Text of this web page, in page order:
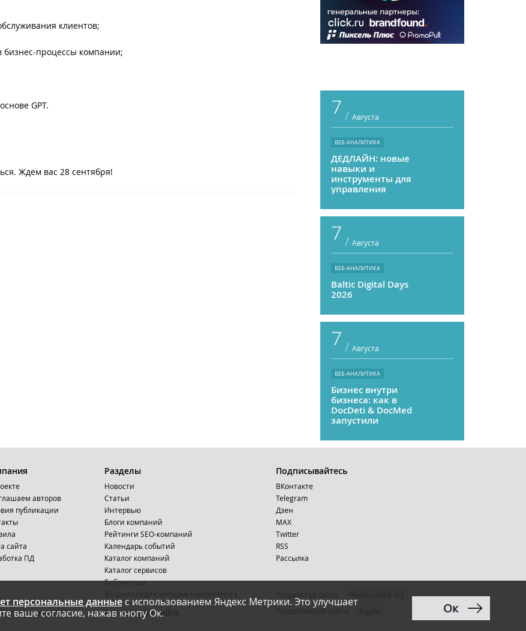
клиентов;
бизнес-процессы компании;
GPT.
Ждем вас 28 сентября!
7 / Августа
ВЕБ-АНАЛИТИКА
ДЕДЛАЙН: новые
навыки и
инструменты для
управления
7 / Августа
ВЕБ-АНАЛИТИКА
Baltic Digital Days
2026
7 / Августа
ВЕБ-АНАЛИТИКА
Бизнес внутри
бизнеса: как в
DocDeti & DocMed
запустили
как стартап
персональные данныес использованием Яндекс Метрики. Это улучшает
ваше согласие, нажав кнопу Ок.
Ок
авторов
публикации
сайта
ПД
версия
Разделы
Новости
Статьи
Интервью
Блоги компаний
Рейтинги SEO-компаний
Календарь событий
Каталог компаний
Каталог сервисов
Библиотека
Реклама на сайте
Подписывайтесь
ВКонтакте
Telegram
Дзен
MAX
Тwitter
RSS
Рассылка
Продвижение сайта
12+